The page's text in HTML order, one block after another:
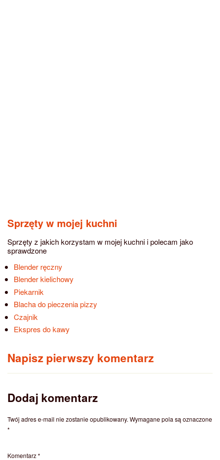
Sprzęty w mojej kuchni
Sprzęty z jakich korzystam w mojej kuchni i polecam jako
sprawdzone
Blender ręczny
Blender kielichowy
Piekarnik
Blacha do pieczenia pizzy
Czajnik
Ekspres do kawy
Napisz pierwszy komentarz
Dodaj komentarz
Twój adres e-mail nie zostanie opublikowany. Wymagane pola są oznaczone
*
Komentarz*